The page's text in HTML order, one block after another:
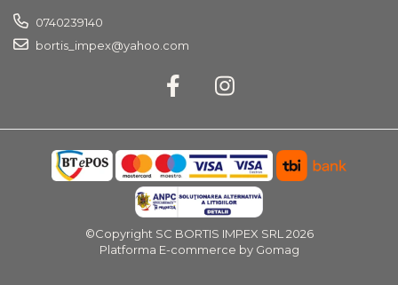
0740239140
bortis_impex@yahoo.com
©Copyright SC BORTIS IMPEX SRL 2026
Platforma E-commerce by Gomag